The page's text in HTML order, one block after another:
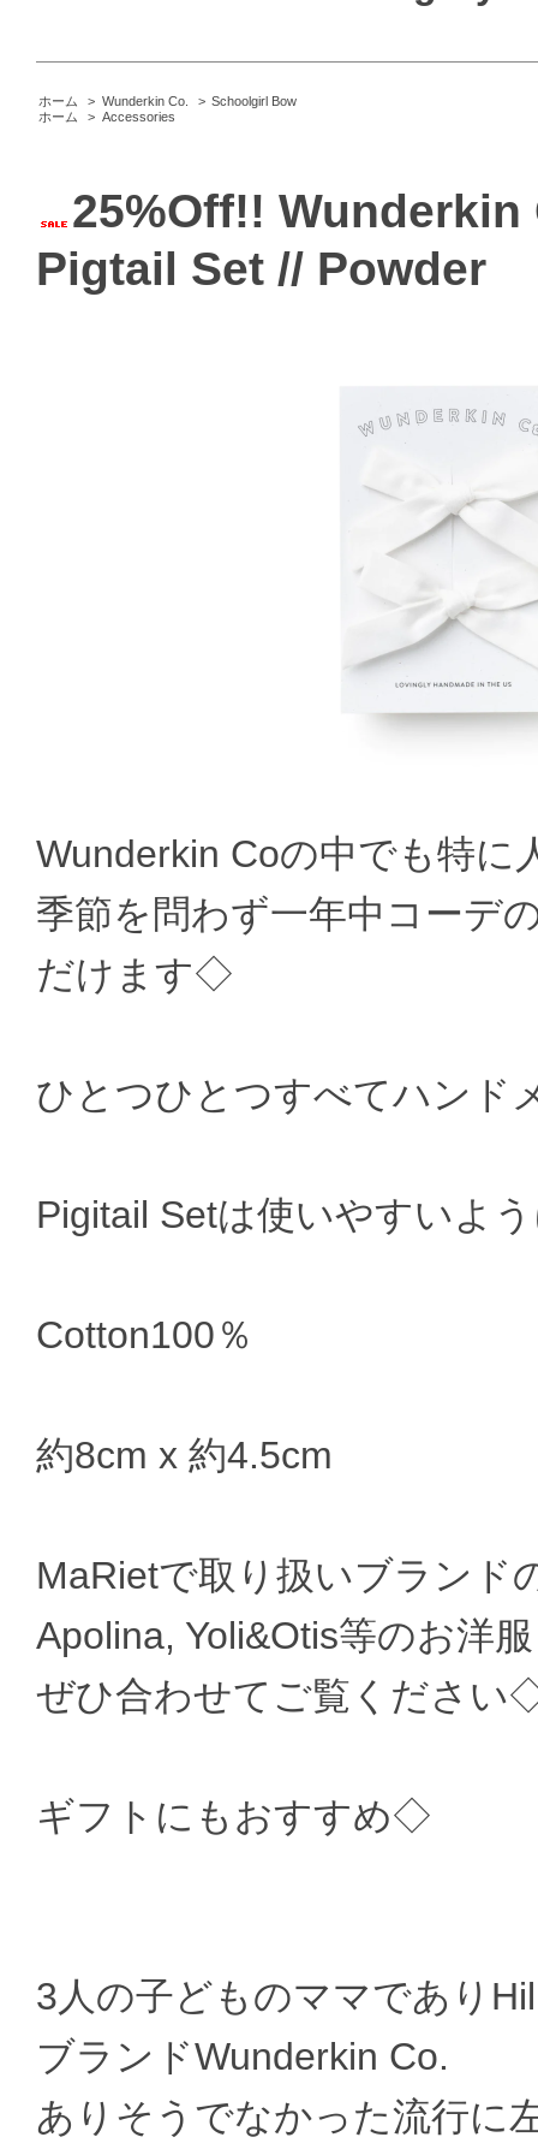
ホーム > Wunderkin Co. > Schoolgirl Bow
ホーム
> Accessories
25%Off!!
Pigtail Set // Powder
Wunderkin Coの中でも特
季節を問わず一年中コーデ
だけます◇
ひとつひとつすべてハン
Pigitail Setは使いやすいよ
Cotton100％
約8cm x 約4.5cm
MaRietで取り扱いブランド
Apolina, Yoli&Otis等のお洋
ぜひ合わせてご覧ください
ギフトにもおすすめ◇
3人の子どものママであり
ブランドWunderkin Co.
ありそうでなかった流行に